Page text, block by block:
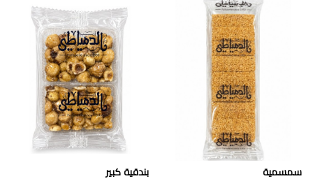
سمسمية بندقية كبير